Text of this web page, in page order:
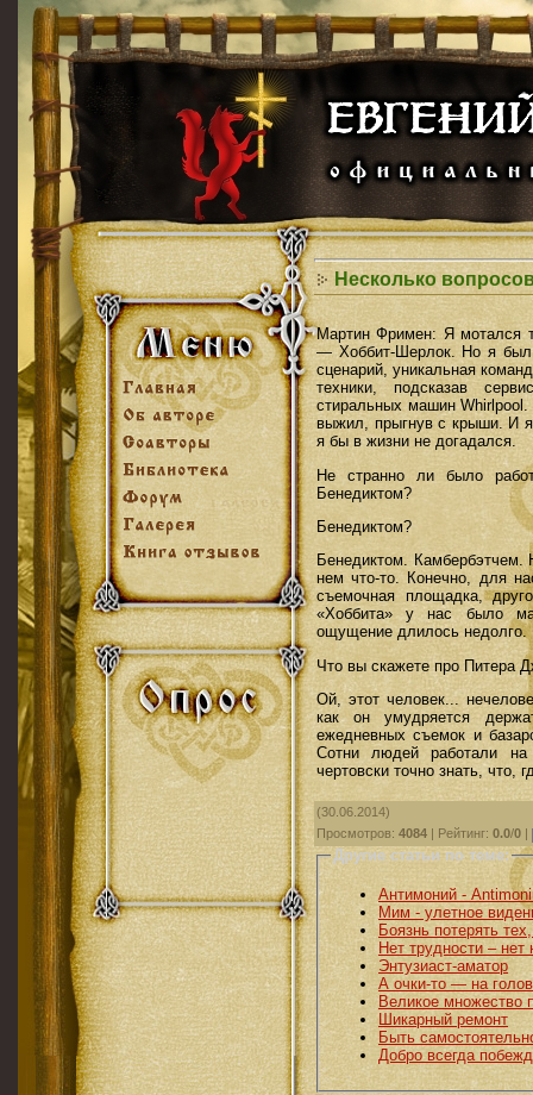
Несколько
Мартин Фримен: Я мотался
— Хоббит-Шерлок. Но я был
сценарий, уникальная
техники, подсказав
стиральных машин
выжил, прыгнув с крыши. И
я бы в жизни не догадался.
Не странно ли было
Бенедиктом?
Бенедиктом?
Бенедиктом.
нем что-то. Конечно, для
съемочная площадка,
«Хоббита» у нас было
ощущение длилось недолго.
Что вы скажете про Питера
Ой, этот человек...
как он умудряется
ежедневных съемок и
Сотни людей работали
чертовски точно знать, что,
(30.06.2014)
Просмотров: 4084 Рейтинг: 0.0/0
Другие статьи по теме:
Антимоний -
Мим - улетное
Боязнь потерять
Нет трудности – нет
Энтузиаст-аматор
А очки-то — на
Великое множество
Шикарный ремонт
Быть
Добро всегда